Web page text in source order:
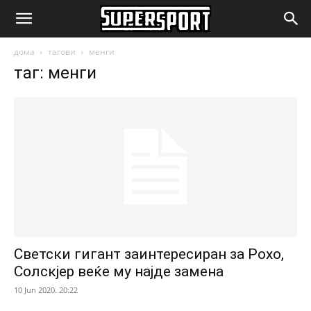
SuperSport.mk
дома тагови менги
таг: менги
Светски гигант заинтересиран за Рохо,
Солскјер веќе му најде замена
10 Jun 2020. 20:22